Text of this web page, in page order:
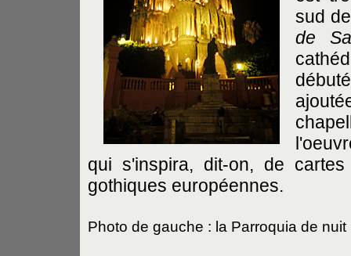
sud
de
qui s'inspira, dit-on, de
gothiques européennes.
Photo de gauche : la Parroquia de nuit